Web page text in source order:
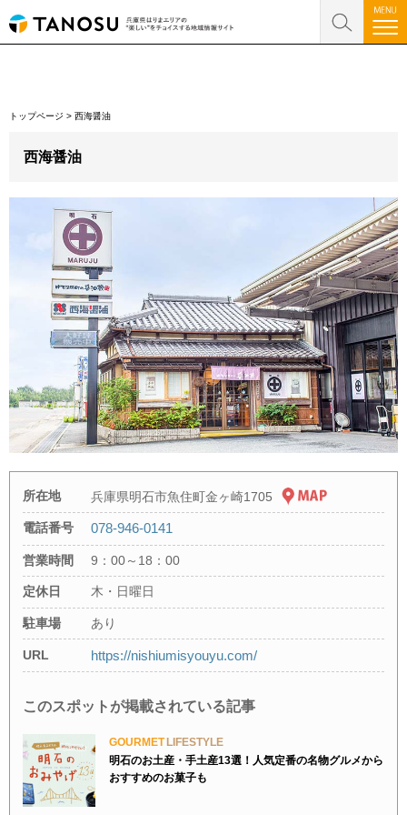
トップページ >西海醤油
西海醤油
所在地 兵庫県明石市魚住町金ヶ崎1705
電話番号 078-946-0141
営業時間 9：00～18：00
定休日 木・日曜日
駐車場 あり
URL https://nishiumisyouyu.com/
このスポットが掲載されている記事
GOURMET LIFESTYLE
明石のお土産・手土産13選！人気定番の名物グルメから
おすすめのお菓子も